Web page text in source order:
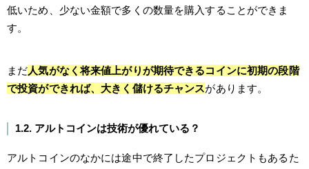
低いため、少ない金額で多くの数量を購入することができま
す。
まだ人気がなく将来値上がりが期待できるコインに初期の段階
で投資ができれば、大きく儲けるチャンスがあります。
1.2. アルトコインは技術が優れている？
アルトコインのなかには途中で終了したプロジェクトもあるた